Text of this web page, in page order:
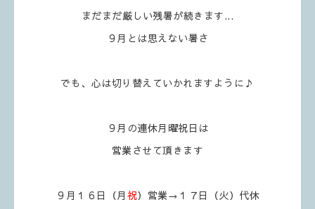
まだまだ厳しい残暑が続きます...
９月とは思えない暑さ
でも、心は切り替えていかれますように♪
９月の連休月曜祝日は
営業させて頂きます
９月１６日（月 祝）営業→１７日（火）代休